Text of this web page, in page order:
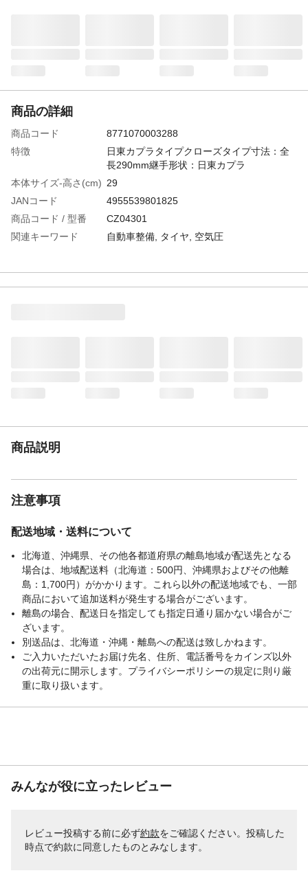
商品の詳細
商品コード
8771070003288
特徴
日東カプラタイプクローズタイプ寸法：全
長290mm継手形状：日東カプラ
本体サイズ-高さ(cm) 29
JANコード
4955539801825
商品コード / 型番
CZ04301
関連キーワード
自動車整備, タイヤ, 空気圧
商品説明
注意事項
配送地域・送料について
北海道、沖縄県、その他各都道府県の離島地域が配送先となる
場合は、地域配送料（北海道：500円、沖縄県およびその他離
島：1,700円）がかかります。これら以外の配送地域でも、一部
商品において追加送料が発生する場合がございます。
離島の場合、配送日を指定しても指定日通り届かない場合がご
ざいます。
別送品は、北海道・沖縄・離島への配送は致しかねます。
ご入力いただいたお届け先名、住所、電話番号をカインズ以外
の出荷元に開示します。プライバシーポリシーの規定に則り厳
重に取り扱います。
みんなが役に立ったレビュー
レビュー投稿する前に必ず約款をご確認ください。投稿した
時点で約款に同意したものとみなします。